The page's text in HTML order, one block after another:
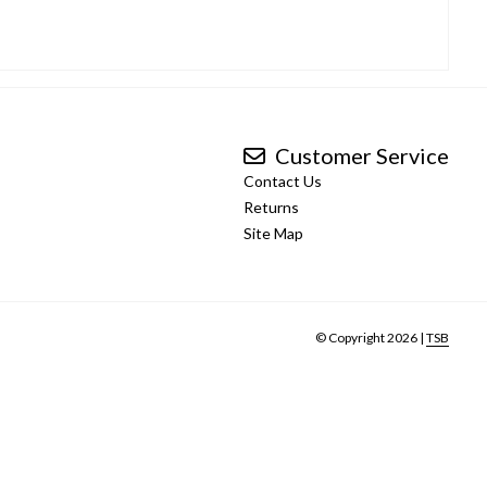
Customer Service
Contact Us
Returns
Site Map
© Copyright 2026 | TSB